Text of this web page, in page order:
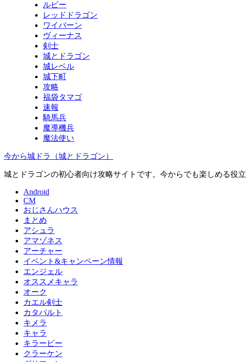
ルビー
レッドドラゴン
ワイバーン
ヴィーナス
剣士
城とドラゴン
城レベル
城下町
攻略
福袋タマゴ
速報
騎馬兵
魔導機兵
魔法使い
今から城ドラ（城とドラゴン）
城とドラゴンの初心者向け攻略サイトです。今からでも楽しめる役
Android
CM
おじさんハウス
まとめ
アシュラ
アマゾネス
アーチャー
イベント&キャンペーン情報
エンジェル
オススメキャラ
オーク
カエル剣士
カタパルト
キメラ
キャラ
キラービー
クラーケン